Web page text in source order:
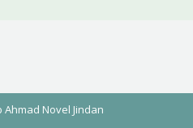
Ahmad Novel Jindan